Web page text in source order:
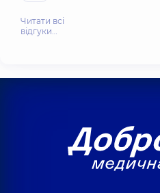
Читати всі
відгуки…